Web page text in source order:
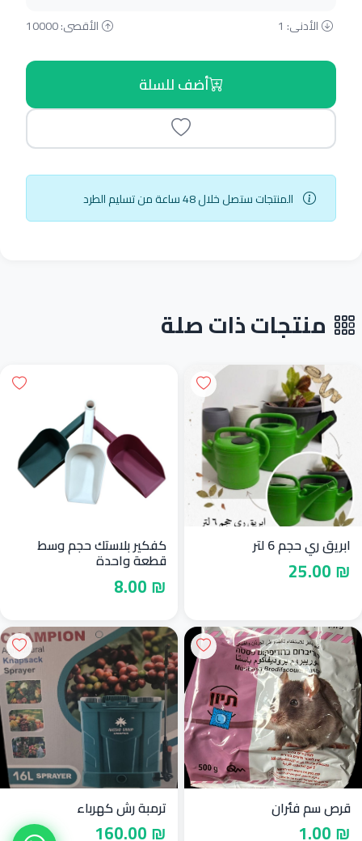
الأدنى: 1 الأقصى: 10000
أضف للسلة
المنتجات ستصل خلال 48 ساعة من تسليم الطرد
منتجات ذات صلة
ابريق ري حجم 6 لتر
₪ 25.00
كفكير بلاستك حجم وسط
قطعة واحدة
₪ 8.00
قرص سم فئران
₪ 1.00
ترمبة رش كهرباء
₪ 160.00